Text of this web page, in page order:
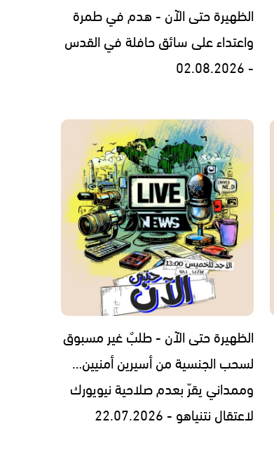
الظهيرة حتى الآن - هدم في طمرة
واعتداء على سائق حافلة في القدس
- 02.08.2026
الظهيرة حتى الآن - طلبٌ غير مسبوق
لسحب الجنسية من أسيرين أمنيين…
وممداني يقرّ بعدم صلاحية نيويورك
لاعتقال نتنياهو - 22.07.2026